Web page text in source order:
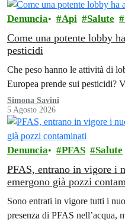
Denuncia Api Salute
Come una potente lobby
pesticidi
Che peso hanno le attività di
Europea prende sui pesticidi?
Simona Savini
5 Agosto 2026
Denuncia PFAS Salute
PFAS, entrano in vigore i
emergono già pozzi
Sono entrati in vigore tutti i
presenza di PFAS nell’acqua,